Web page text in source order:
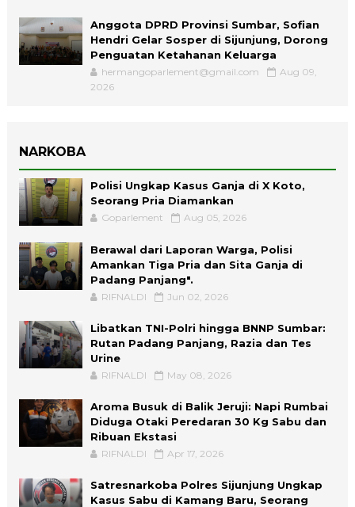
Anggota DPRD Provinsi Sumbar, Sofian
Hendri Gelar Sosper di Sijunjung, Dorong
Penguatan Ketahanan Keluarga
hermangoparlement@gmail.com
Aug 09,
2026
NARKOBA
Polisi Ungkap Kasus Ganja di X Koto,
Seorang Pria Diamankan
Goparlement Aug 05, 2026
Berawal dari Laporan Warga, Polisi
Amankan Tiga Pria dan Sita Ganja di
Padang Panjang".
RIFNALDI Jun 02, 2026
Libatkan TNI-Polri hingga BNNP Sumbar:
Rutan Padang Panjang, Razia dan Tes
Urine
RIFNALDI May 08, 2026
Aroma Busuk di Balik Jeruji: Napi Rumbai
Diduga Otaki Peredaran 30 Kg Sabu dan
Ribuan Ekstasi
RIFNALDI Apr 17, 2026
Satresnarkoba Polres Sijunjung Ungkap
Kasus Sabu di Kamang Baru, Seorang